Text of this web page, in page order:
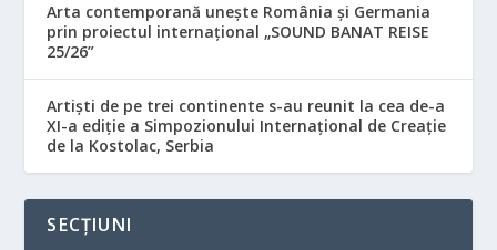
Arta contemporană unește România și Germania
prin proiectul internațional „SOUND BANAT REISE
25/26”
Artiști de pe trei continente s-au reunit la cea de-a
XI-a ediție a Simpozionului Internațional de Creație
de la Kostolac, Serbia
SECȚIUNI